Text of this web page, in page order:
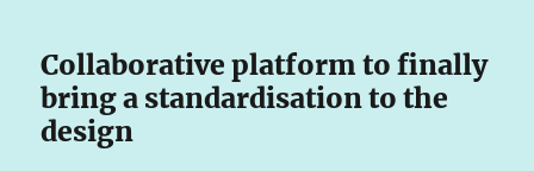
Collaborative platform to finally
bring a standardisation to the
design